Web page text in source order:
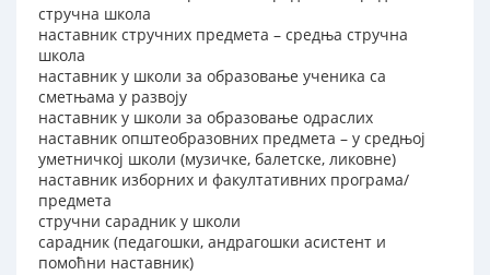
стручна школа
наставник стручних предмета – средња стручна
школа
наставник у школи за образовање ученика са
сметњама у развоју
наставник у школи за образовање одраслих
наставник општеобразовних предмета – у средњој
уметничкој школи (музичке, балетске, ликовне)
наставник изборних и факултативних програма/
предмета
стручни сарадник у школи
сарадник (педагошки, андрагошки асистент и
помоћни наставник)